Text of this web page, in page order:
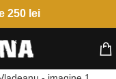
250 lei